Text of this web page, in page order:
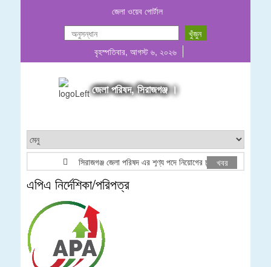
জেলা ওয়েব পোর্টাল
বৃহস্পতিবার, আগস্ট ৬, ২০২৬
জেলা পরিষদ, সিরাজগঞ্জ ।
সিরাজগঞ্জ জেলা পরিষদ এর শূণ্য পদে নিয়োগের চূড়ান্ত ফলাফল
খবর
এপিএ নির্দেশিকা/পরিপত্র